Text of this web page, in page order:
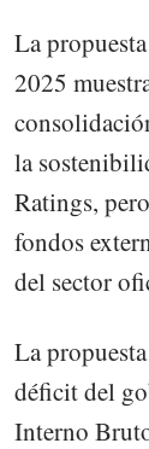
La
2025
la
Ratings,
fondos
del sector
La
déficit del
Interno